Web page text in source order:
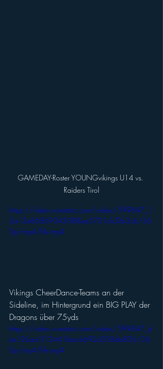
GAMEDAY-Roster YOUNGvikings U14 vs.
Raiders Tirol
https://video.wixstatic.com/video/599847_1
2a12e86869343088ea5701cfcf2b3cb/36
0p/mp4/file.mp4
Vikings CheerDance-Teams an der
Sideline, im Hintergrund ein BIG PLAY der
Dragons über 75yds
https://video.wixstatic.com/video/599847_d
ee12baa1f12441faecb692d358eb806/36
0p/mp4/file.mp4